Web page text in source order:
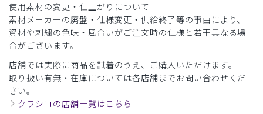
使用素材の変更・仕上がりについて
素材メーカーの廃盤・仕様変更・供給終了等の事由により、
資材や刺繍の色味・風合いがご注文時の仕様と若干異なる場
合がございます。
店舗では実際に商品を試着のうえ、ご購入いただけます。
取り扱い有無・在庫については各店舗までお問い合わせくだ
さい。
クラシコの店舗一覧はこちら